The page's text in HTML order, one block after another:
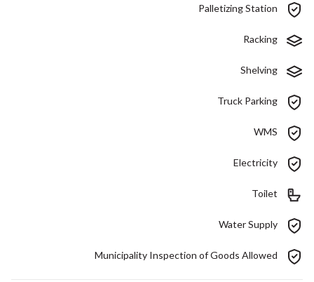
Palletizing Station
Racking
Shelving
Truck Parking
WMS
Electricity
Toilet
Water Supply
Municipality Inspection of Goods Allowed